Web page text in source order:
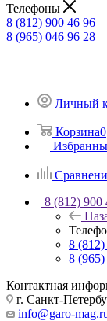
Телефоны
8 (812) 900 46 96
8 (965) 046 96 28
Личный
Корзина0
8 (812) 900
8
8
Контактная
г. Санкт-
info@garo-